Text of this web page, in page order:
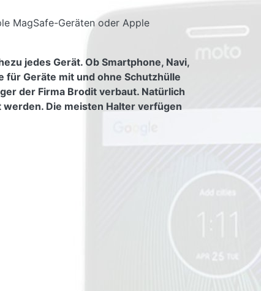
MagSafe-Geräten oder Apple
jedes Gerät. Ob Smartphone, Navi,
für Geräte mit und ohne Schutzhülle
der Firma Brodit verbaut. Natürlich
Die meisten Halter verfügen